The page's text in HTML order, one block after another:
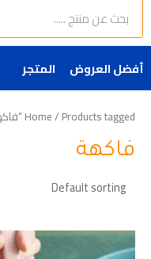
Search
أفضل العروض المتجر
Home/ Products tagged “فاكهة”
فاكهة